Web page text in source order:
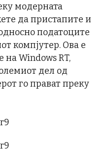
модерната
да пристапите и
податоците
компјутер. Ова е
на Windows RT,
дел од
го прават преку